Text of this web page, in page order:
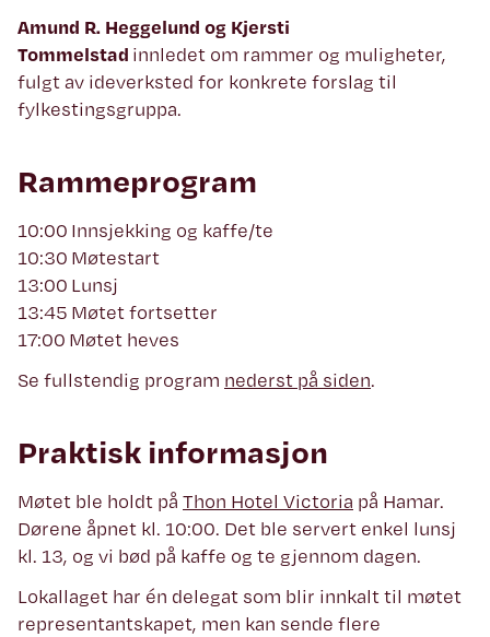
Amund R. Heggelund og Kjersti
Tommelstad innledet om rammer og muligheter,
fulgt av ideverksted for konkrete forslag til
fylkestingsgruppa.
Rammeprogram
10:00 Innsjekking og kaffe/te
10:30 Møtestart
13:00 Lunsj
13:45 Møtet fortsetter
17:00 Møtet heves
Se fullstendig program nederst på siden.
Praktisk informasjon
Møtet ble holdt på Thon Hotel Victoria på Hamar.
Dørene åpnet kl. 10:00. Det ble servert enkel lunsj
kl. 13, og vi bød på kaffe og te gjennom dagen.
Lokallaget har én delegat som blir innkalt til møtet
representantskapet, men kan sende flere